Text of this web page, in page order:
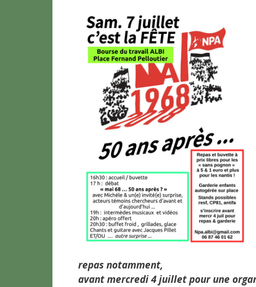
repas notamment,
avant mercredi 4 juillet pour une